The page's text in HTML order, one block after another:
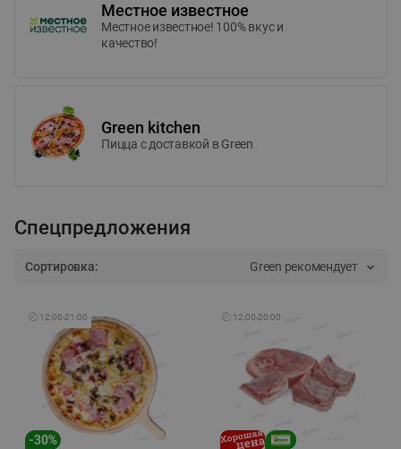
Местное известное
Местное известное! 100% вкус и
качество!
Green kitchen
Пицца c доставкой в Green
Спецпредложения
Сортировка: Green рекомендует
🕘 12:00-21:00
-30%
🕘 12:00-20:00